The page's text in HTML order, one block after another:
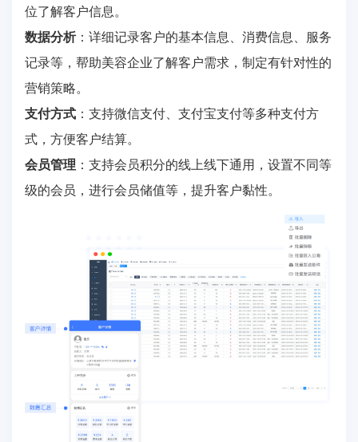
位了解客户信息。
数据分析：详细记录客户的基本信息、消费信息、服务
记录等，帮助美容企业了解客户需求，制定有针对性的
营销策略。
支付方式 ：支持微信支付、支付宝支付等多种支付方
式，方便客户结算。
会员管理 ：支持会员积分的线上线下通用，设置不同等
级的会员，进行会员储值等，提升客户黏性。